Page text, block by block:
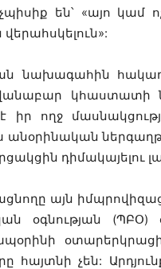
են՝«այո կամ
վերահսկելուն»:
նախագահին
կհաստատի
է իր ողջ
անօրինական
դիմակայելու
այն
օգնության (ՊԲՕ)
հայտնի չեն: